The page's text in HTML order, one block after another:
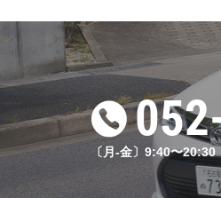
〔月-金〕9:40〜